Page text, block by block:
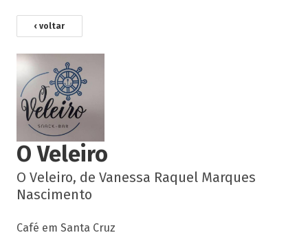
‹ voltar
O Veleiro
O Veleiro, de Vanessa Raquel Marques
Nascimento
Café em Santa Cruz